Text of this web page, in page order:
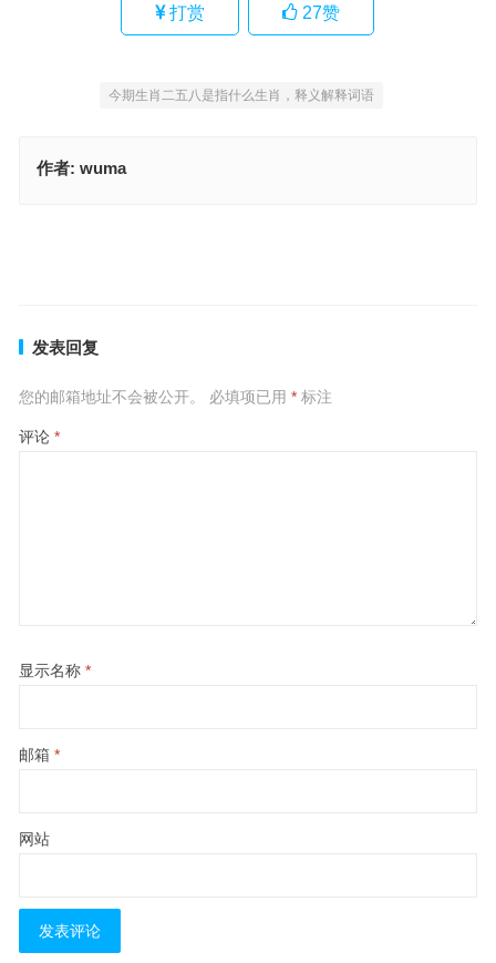
打赏 27赞
今期生肖二五八是指什么生肖，释义解释词语
作者: wuma
发表回复
您的邮箱地址不会被公开。 必填项已用 *标注
评论 *
显示名称 *
邮箱 *
网站